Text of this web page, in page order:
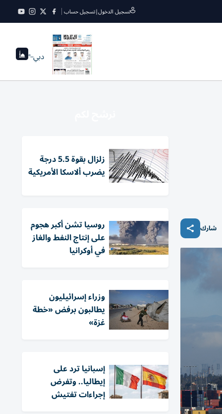
تسجيل الدخول|تسجيل حساب
دبي--°
شارك
زلزال بقوة 5.5 درجة
يضرب ألاسكا الأمريكية
روسيا تشن أكبر هجوم
على إنتاج النفط والغاز
في أوكرانيا
وزراء إسرائيليون
يطالبون برفض «خطة
غزة»
إسبانيا ترد على
إيطاليا.. وتفرض
إجراءات تفتيش